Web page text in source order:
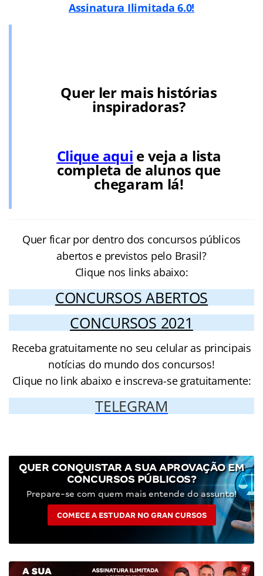
Assinatura Ilimitada 6.0!
Quer ler mais histórias
inspiradoras?
Clique aqui e veja a lista
completa de alunos que
chegaram lá!
Quer ficar por dentro dos concursos públicos
abertos e previstos pelo Brasil?
Clique nos links abaixo:
CONCURSOS ABERTOS
CONCURSOS 2021
Receba gratuitamente no seu celular as principais
notícias do mundo dos concursos!
Clique no link abaixo e inscreva-se gratuitamente:
TELEGRAM
QUER CONQUISTAR A SUA APROVAÇÃO EM
CONCURSOS PÚBLICOS?
Prepare-se com quem mais entende do assunto!
COMECE A ESTUDAR NO GRAN CURSOS